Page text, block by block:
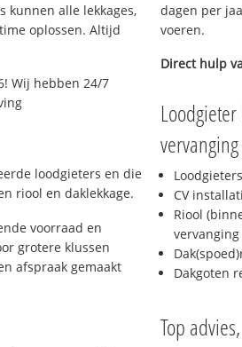
kunnen alle lekkages,
oplossen. Altijd
Wij hebben 24/7
loodgieters en die
riool en daklekkage.
voorraad en
grotere klussen
afspraak gemaakt
dagen per
voeren.
Direct hulp
Loodgieter
CV
Riool
vervanging
Dakgoten
Top